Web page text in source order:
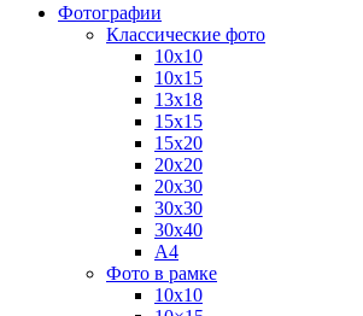
Фотографии
Классические фото
10х10
10х15
13х18
15х15
15х20
20х20
20х30
30х30
30х40
А4
Фото в рамке
10х10